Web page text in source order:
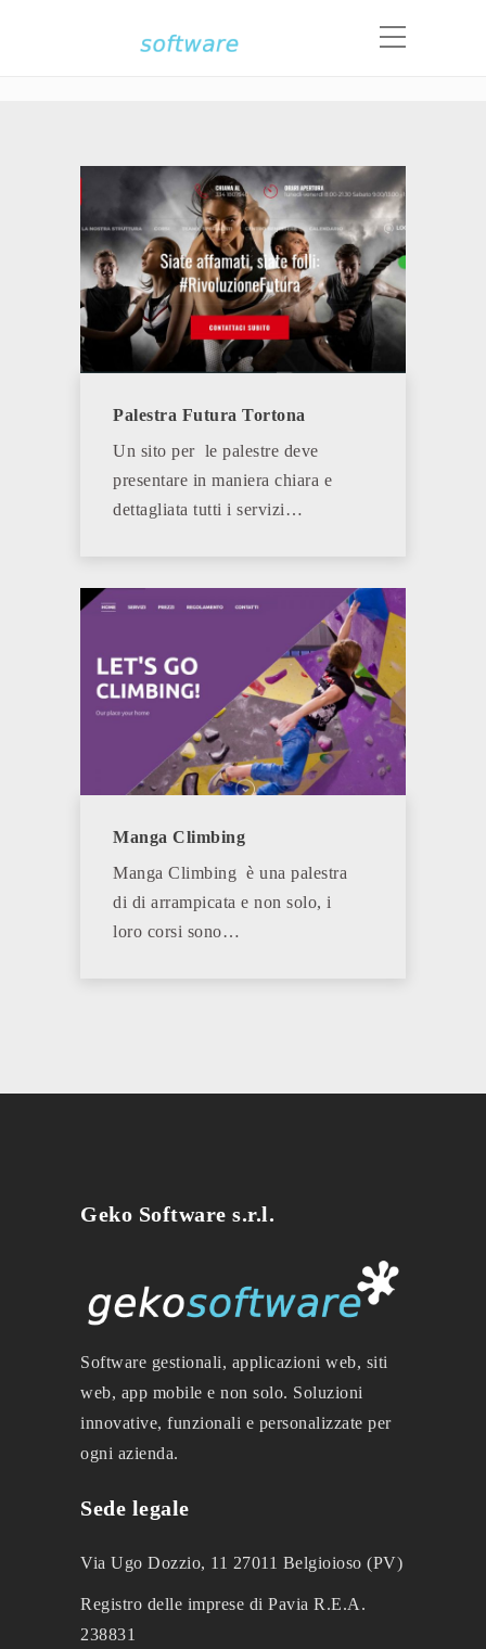
Portfolio Category: Siti Palestre
Palestra Futura Tortona
Un sito per le palestre deve
presentare in maniera chiara e
dettagliata tutti i servizi…
Manga Climbing
Manga Climbing è una palestra
di di arrampicata e non solo, i
loro corsi sono…
Geko Software s.r.l.
Software gestionali, applicazioni web, siti
web, app mobile e non solo. Soluzioni
innovative, funzionali e personalizzate per
ogni azienda.
Sede legale
Via Ugo Dozzio, 11 27011 Belgioioso (PV)
Registro delle imprese di Pavia R.E.A.
238831